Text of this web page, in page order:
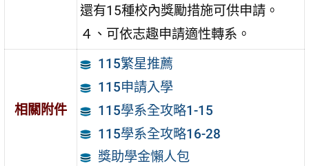
還有15種校內獎勵措施可供申請。
４、可依志趣申請適性轉系。
相關附件
115繁星推薦
115申請入學
115學系全攻略1-15
115學系全攻略16-28
獎助學金懶人包